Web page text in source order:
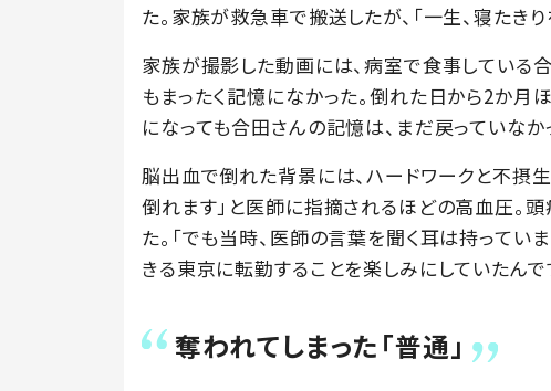
た。家族が救急車で搬送したが、「一生、寝たき
家族が撮影した動画には、病室で食事している
もまったく記憶になかった。倒れた日から2か月
になっても合田さんの記憶は、まだ戻っていなか
脳出血で倒れた背景には、ハードワークと不摂
倒れます」と医師に指摘されるほどの高血圧。
た。「でも当時、医師の言葉を聞く耳は持ってい
きる東京に転勤することを楽しみにしていたんで
奪われてしまった「普通」